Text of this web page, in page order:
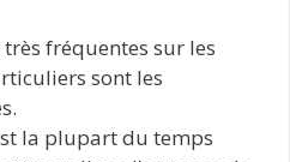
fréquentes sur les
sont les
la plupart du temps